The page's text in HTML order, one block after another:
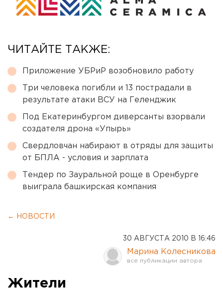
ЧИТАЙТЕ ТАКЖЕ:
Приложение УБРиР возобновило работу
Три человека погибли и 13 пострадали в
результате атаки ВСУ на Геленджик
Под Екатеринбургом диверсанты взорвали
создателя дрона «Упырь»
Свердловчан набирают в отряды для защиты
от БПЛА - условия и зарплата
Тендер по Зауральной роще в Оренбурге
выиграла башкирская компания
← НОВОСТИ
30 АВГУСТА 2010 В 16:46
Марина Колесникова
Жители